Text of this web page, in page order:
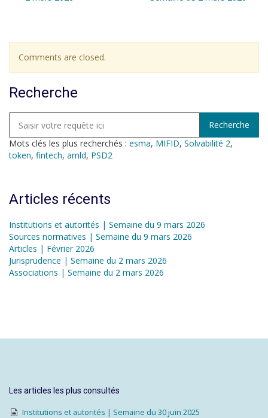
Comments are closed.
Recherche
Mots clés les plus recherchés : esma, MIFID, Solvabilité 2,
token, fintech, amld, PSD2
Articles récents
Institutions et autorités | Semaine du 9 mars 2026
Sources normatives | Semaine du 9 mars 2026
Articles | Février 2026
Jurisprudence | Semaine du 2 mars 2026
Associations | Semaine du 2 mars 2026
Les articles les plus consultés
Institutions et autorités | Semaine du 30 juin 2025